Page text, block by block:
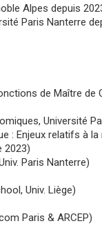
Alpes depuis
Paris Nanterre
de Maître de
Université
: Enjeux relatifs à
2023)
Paris Nanterre)
Univ. Liège)
Paris & ARCEP)